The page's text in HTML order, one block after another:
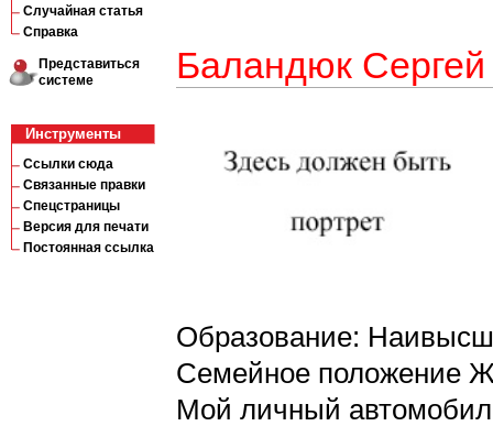
Случайная статья
Справка
Представиться
системе
Инструменты
Ссылки сюда
Связанные правки
Спецстраницы
Версия для печати
Постоянная ссылка
Баландюк Сергей
Образование:
Семейное положение
Мой личный